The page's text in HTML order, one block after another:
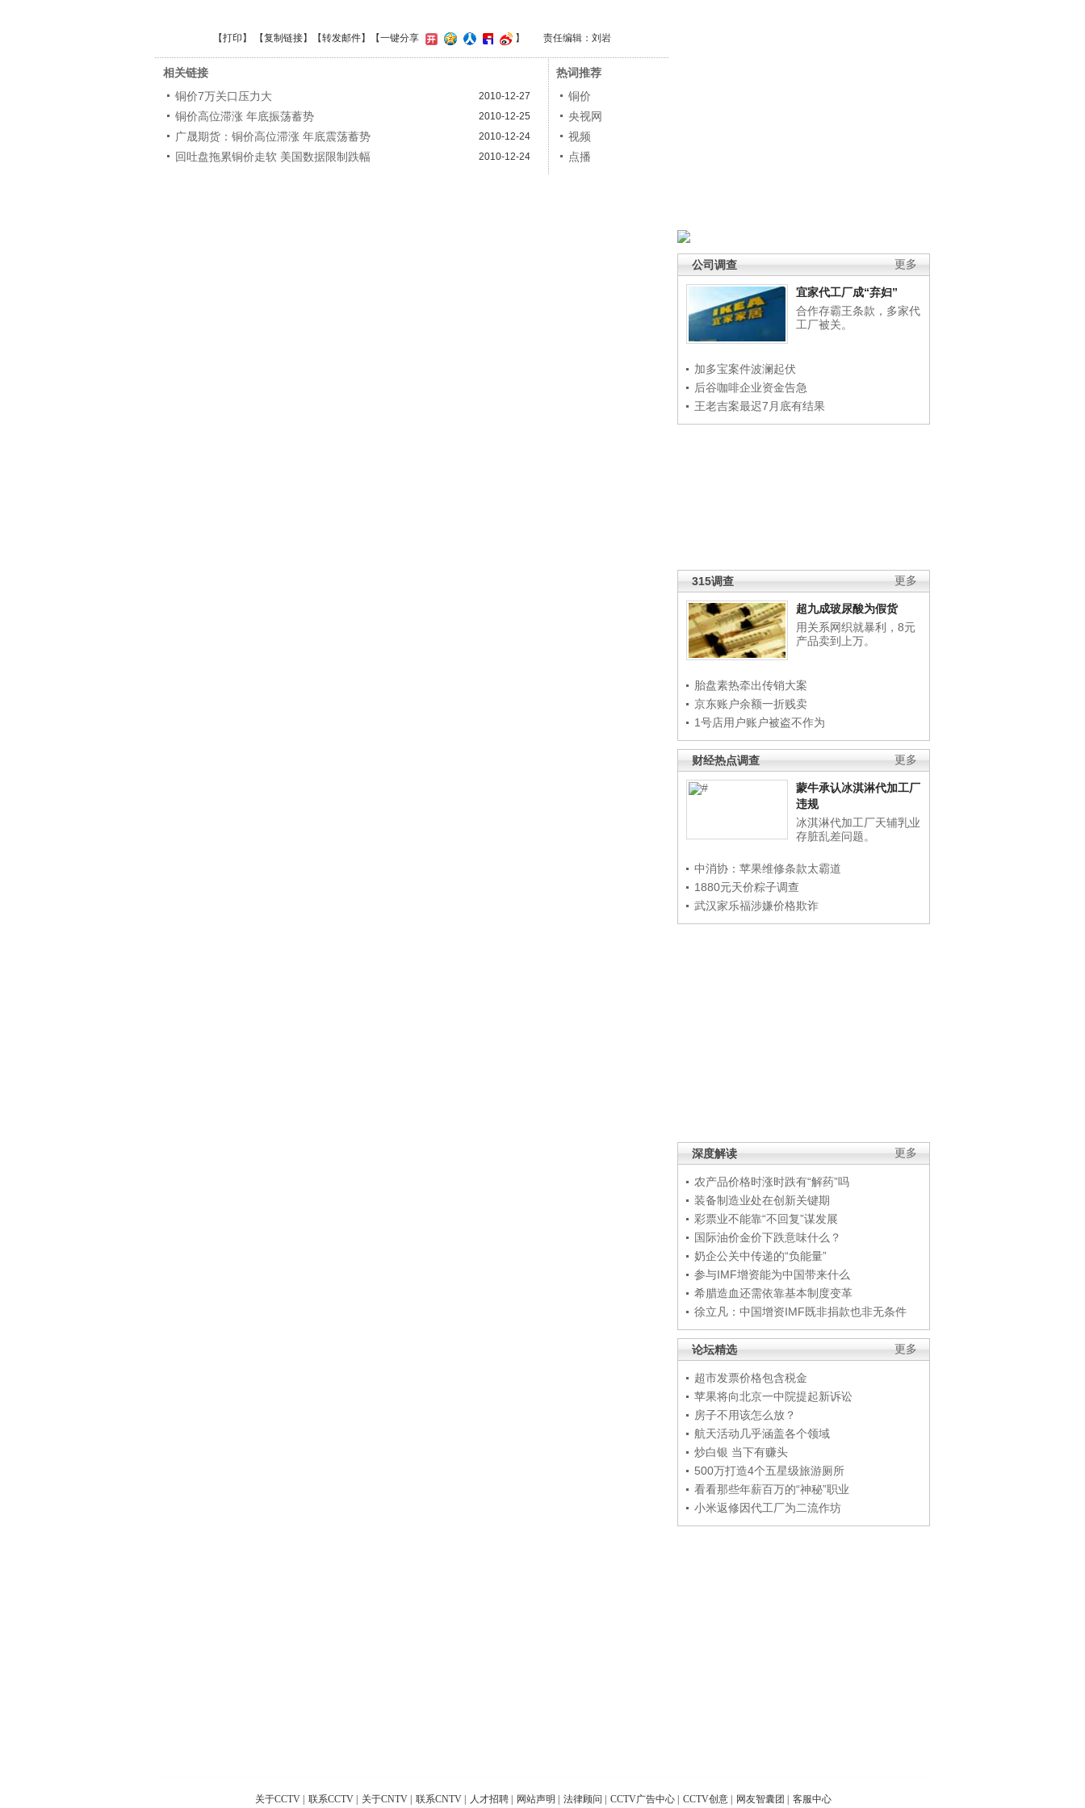
更多
公司调查
宜家代工厂成“弃妇”
合作存霸王条款，多家代
工厂被关。
加多宝案件波澜起伏
后谷咖啡企业资金告急
王老吉案最迟7月底有结果
更多
315调查
超九成玻尿酸为假货
用关系网织就暴利，8元
产品卖到上万。
胎盘素热牵出传销大案
京东账户余额一折贱卖
1号店用户账户被盗不作为
更多
财经热点调查
蒙牛承认冰淇淋代加工厂
违规
冰淇淋代加工厂天辅乳业
存脏乱差问题。
中消协：苹果维修条款太霸道
1880元天价粽子调查
武汉家乐福涉嫌价格欺诈
更多
深度解读
农产品价格时涨时跌有“解药”吗
装备制造业处在创新关键期
彩票业不能靠“不回复”谋发展
国际油价金价下跌意味什么？
奶企公关中传递的“负能量”
参与IMF增资能为中国带来什么
希腊造血还需依靠基本制度变革
徐立凡：中国增资IMF既非捐款也非无条件
更多
论坛精选
超市发票价格包含税金
苹果将向北京一中院提起新诉讼
房子不用该怎么放？
航天活动几乎涵盖各个领域
炒白银 当下有赚头
500万打造4个五星级旅游厕所
看看那些年薪百万的“神秘”职业
小米返修因代工厂为二流作坊
【打印 】 【复制链接】【转发邮件】 【一键分享 】 责任编辑：刘岩
相关链接
铜价7万关口压力大
2010-12-27
铜价高位滞涨 年底振荡蓄势 2010-12-25
广晟期货：铜价高位滞涨 年底震荡蓄势 2010-12-24
回吐盘拖累铜价走软 美国数据限制跌幅 2010-12-24
热词推荐
铜价
央视网
视频
点播
关于CCTV 联系CCTV 关于CNTV 联系CNTV 人才招聘 网站声明 法律顾问 CCTV广告中心 CCTV创意 网友智囊团 客服中心